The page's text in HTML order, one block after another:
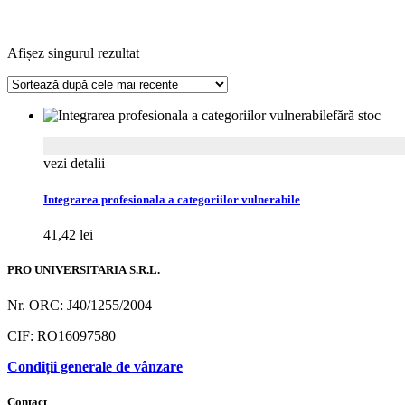
Afișez singurul rezultat
fără stoc
vezi detalii
Integrarea profesionala a categoriilor vulnerabile
41,42 lei
PRO UNIVERSITARIA S.R.L.
Nr. ORC: J40/1255/2004
CIF: RO16097580
Condiții generale de vânzare